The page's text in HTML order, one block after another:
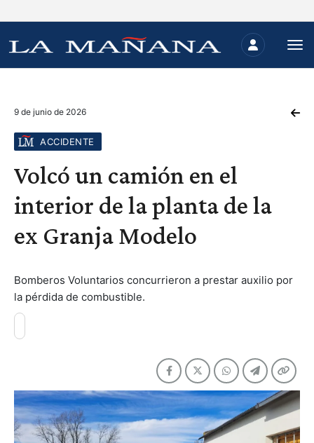
9 de junio de 2026
ACCIDENTE
Volcó un camión en el
interior de la planta de la
ex Granja Modelo
Bomberos Voluntarios concurrieron a prestar auxilio por
la pérdida de combustible.